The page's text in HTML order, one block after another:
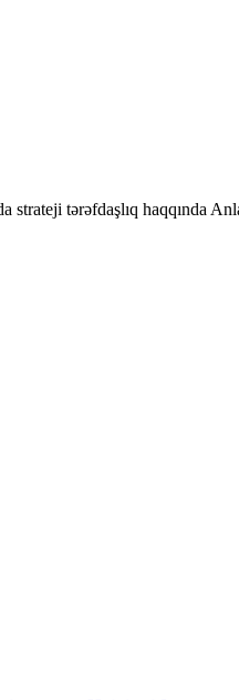
tərəfdaşlıq haqqında